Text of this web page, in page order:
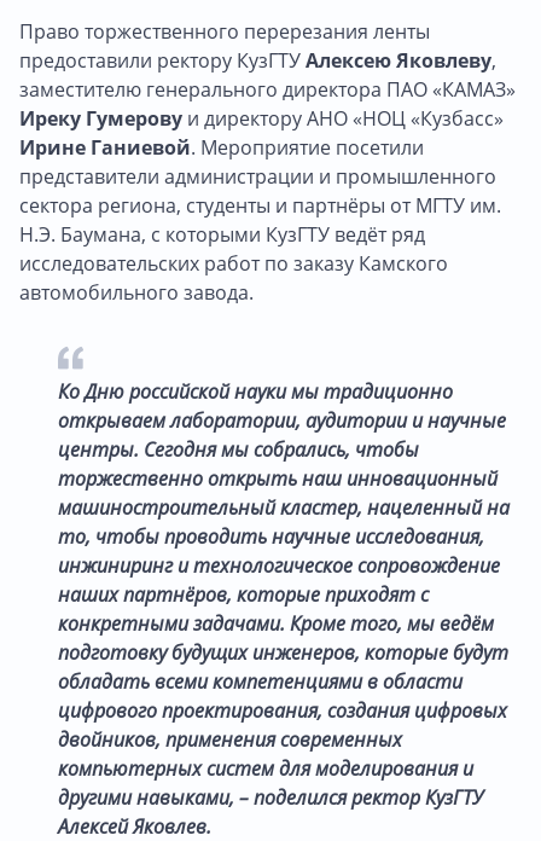
Право торжественного перерезания ленты
предоставили ректору КузГТУАлексею Яковлеву,
заместителю генерального директора ПАО «КАМАЗ»
Иреку Гумерову и директору АНО «НОЦ «Кузбасс»
Ирине Ганиевой. Мероприятие посетили
представители администрации и промышленного
сектора региона, студенты и партнёры от МГТУ им.
Н.Э. Баумана, с которыми КузГТУ ведёт ряд
исследовательских работ по заказу Камского
автомобильного завода.
Ко Дню российской науки мы традиционно
открываем лаборатории, аудитории и научные
центры. Сегодня мы собрались, чтобы
торжественно открыть наш инновационный
машиностроительный кластер, нацеленный на
то, чтобы проводить научные исследования,
инжиниринг и технологическое сопровождение
наших партнёров, которые приходят с
конкретными задачами. Кроме того, мы ведём
подготовку будущих инженеров, которые будут
обладать всеми компетенциями в области
цифрового проектирования, создания цифровых
двойников, применения современных
компьютерных систем для моделирования и
другими навыками, – поделился ректор КузГТУ
Алексей Яковлев.